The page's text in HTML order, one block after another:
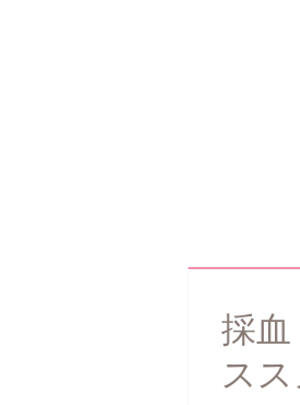
採
ス